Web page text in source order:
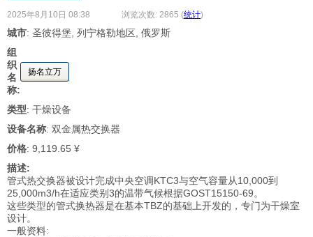
2025年8月10日 08:38 浏览次数: 2865 (统计)
城市: 圣彼得堡, 列宁格勒地区, 俄罗斯
组
织
名
称:
扬名立万
类型: 干燥设备
设备名称: 双金属热交换器
价格: 9,119.65 ¥
描述:
管式热交换器被设计完成中央空调KTC3与空气容量从10,000到
25,000m3/h在适应类别3的温带气候根据GOST15150-69。
这些类型的管式换热器是在基本TBZ的基础上开发的，专门为干燥室
设计。
一般资料: